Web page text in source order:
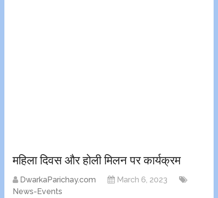
महिला दिवस और होली मिलन पर कार्यक्रम
DwarkaParichay.com
March 6, 2023
News-Events